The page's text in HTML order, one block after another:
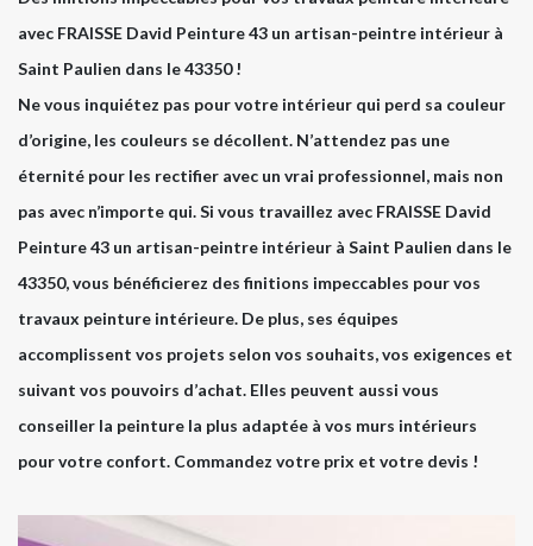
avec FRAISSE David Peinture 43 un artisan-peintre intérieur à
Saint Paulien dans le 43350 !
Ne vous inquiétez pas pour votre intérieur qui perd sa couleur
d’origine, les couleurs se décollent. N’attendez pas une
éternité pour les rectifier avec un vrai professionnel, mais non
pas avec n’importe qui. Si vous travaillez avec FRAISSE David
Peinture 43 un artisan-peintre intérieur à Saint Paulien dans le
43350, vous bénéficierez des finitions impeccables pour vos
travaux peinture intérieure. De plus, ses équipes
accomplissent vos projets selon vos souhaits, vos exigences et
suivant vos pouvoirs d’achat. Elles peuvent aussi vous
conseiller la peinture la plus adaptée à vos murs intérieurs
pour votre confort. Commandez votre prix et votre devis !